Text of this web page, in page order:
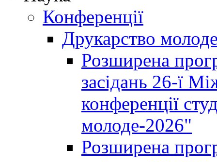
Конференції
Друкарство
Розширена
засідань 26-ї
конференції
молоде-2026"
Розширена